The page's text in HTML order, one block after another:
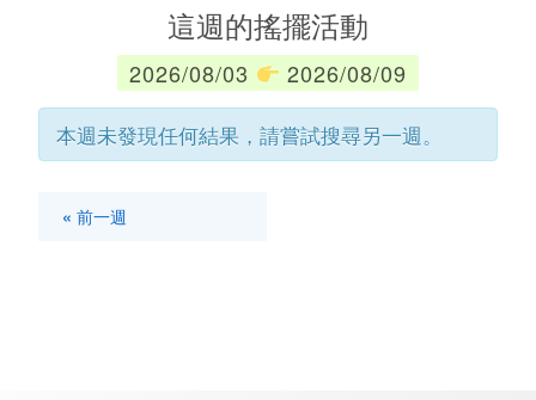
這週的搖擺活動
2026/08/03 2026/08/09
本週未發現任何結果，請嘗試搜尋另一週。
« 前一週